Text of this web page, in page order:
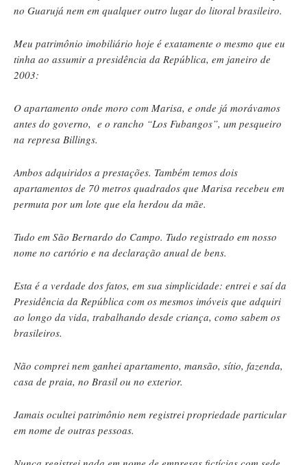
no Guarujá nem em qualquer outro lugar do litoral brasileiro.
Meu patrimônio imobiliário hoje é exatamente o mesmo que eu
tinha ao assumir a presidência da República, em janeiro de
2003:
O apartamento onde moro com Marisa, e onde já morávamos
antes do governo, e o rancho “Los Fubangos”, um pesqueiro
na represa Billings.
Ambos adquiridos a prestações. Também temos dois
apartamentos de 70 metros quadrados que Marisa recebeu em
permuta por um lote que ela herdou da mãe.
Tudo em São Bernardo do Campo. Tudo registrado em nosso
nome no cartório e na declaração anual de bens.
Esta é a verdade dos fatos, em sua simplicidade: entrei e saí da
Presidência da República com os mesmos imóveis que adquiri
ao longo da vida, trabalhando desde criança, como sabem os
brasileiros.
Não comprei nem ganhei apartamento, mansão, sítio, fazenda,
casa de praia, no Brasil ou no exterior.
Jamais ocultei patrimônio nem registrei propriedade particular
em nome de outras pessoas.